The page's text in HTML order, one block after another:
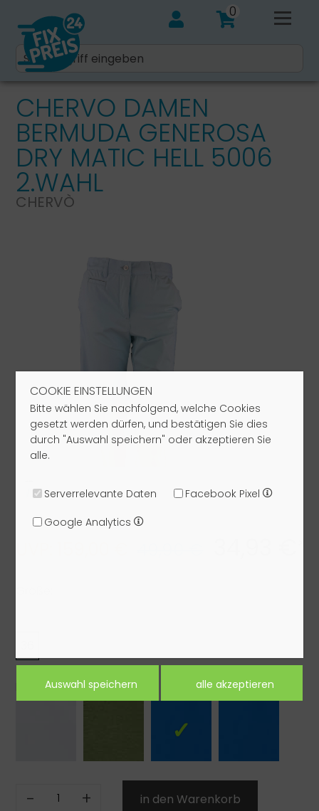
COOKIE EINSTELLUNGEN
Bitte wählen Sie nachfolgend, welche Cookies
gesetzt werden dürfen, und bestätigen Sie dies
durch "Auswahl speichern" oder akzeptieren Sie
alle.
Serverrelevante Daten
Facebook Pixel
Google Analytics
0
CHERVO DAMEN
BERMUDA GENEROSA
DRY MATIC HELL 5006
2.WAHL
CHERVÒ
Farbe:
- +